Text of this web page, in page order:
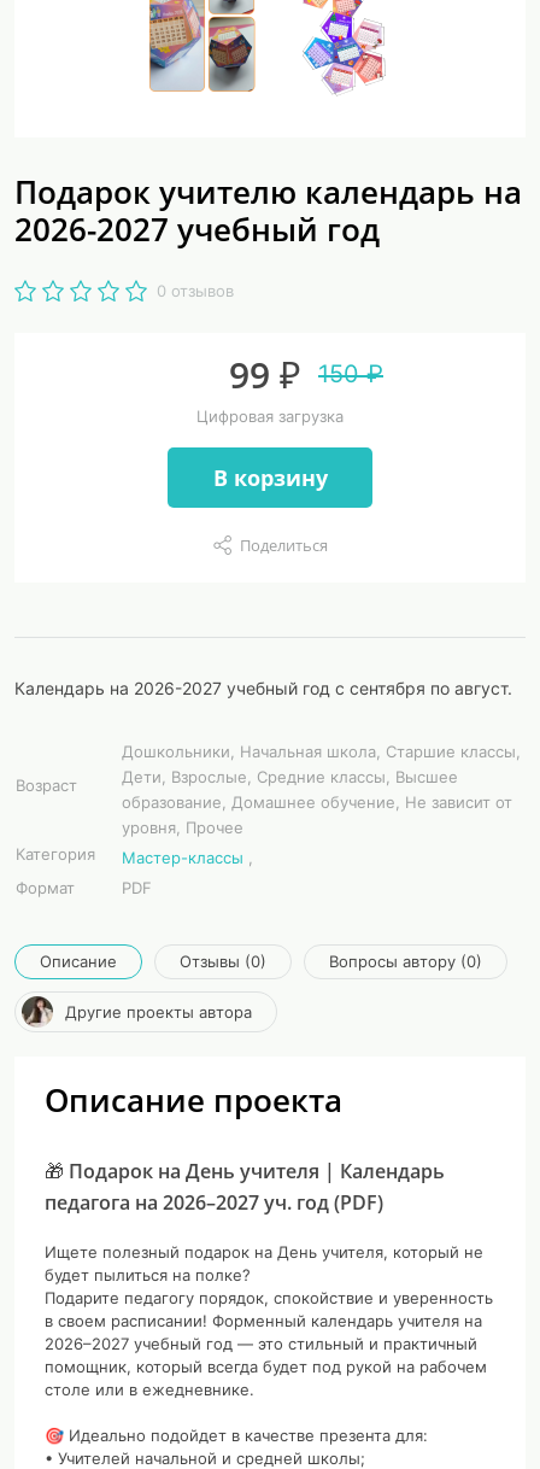
Подарок учителю календарь на
2026-2027 учебный год
0 отзывов
99 ₽ 150 ₽
Цифровая загрузка
В корзину
Поделиться
Календарь на 2026-2027 учебный год с сентября по август.
Возраст
Дошкольники, Начальная школа, Старшие классы,
Дети, Взрослые, Средние классы, Высшее
образование, Домашнее обучение, Не зависит от
уровня, Прочее
Категория
Мастер-классы
Формат
PDF
Описание Отзывы (0) Вопросы автору (0)
Другие проекты автора
Описание проекта
🎁 Подарок на День учителя | Календарь
педагога на 2026–2027 уч. год (PDF)
Ищете полезный подарок на День учителя, который не
будет пылиться на полке?
Подарите педагогу порядок, спокойствие и уверенность
в своем расписании! Форменный календарь учителя на
2026–2027 учебный год — это стильный и практичный
помощник, который всегда будет под рукой на рабочем
столе или в ежедневнике.
🎯 Идеально подойдет в качестве презента для:
• Учителей начальной и средней школы;